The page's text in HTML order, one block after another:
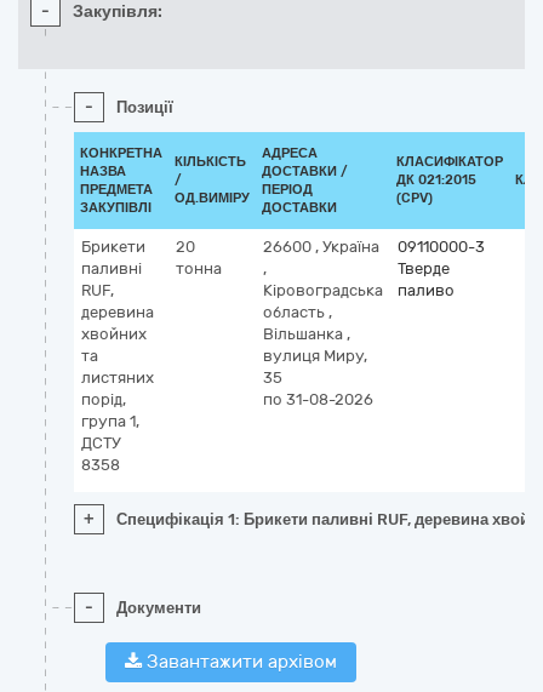
- Закупівля:
- Позиції
КОНКРЕТНА
НАЗВА
ПРЕДМЕТА
ЗАКУПІВЛІ
КІЛЬКІСТЬ
/
ОД.ВИМІРУ
АДРЕСА
ДОСТАВКИ /
ПЕРІОД
ДОСТАВКИ
КЛАСИФІКАТОР
ДК 021:2015
(CPV)
Брикети
паливні
RUF,
деревина
хвойних
та
листяних
порід,
група 1,
ДСТУ
8358
20
тонна
26600 , Україна
,
Кіровоградська
область ,
Вільшанка ,
вулиця Миру,
35
по 31-08-2026
09110000-3
Тверде
паливо
+ Специфікація 1: Брикети паливні RUF, деревина
- Документи
Завантажити архівом